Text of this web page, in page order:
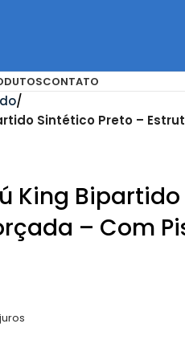
CONTATO
Sintético Preto –
King
– Com